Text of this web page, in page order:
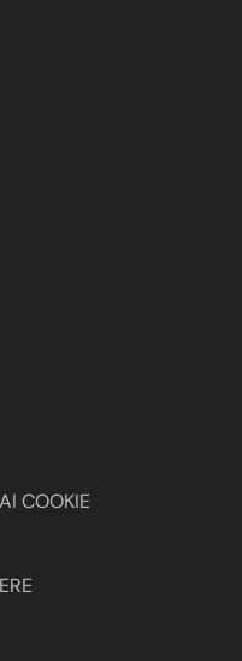
COOKIE